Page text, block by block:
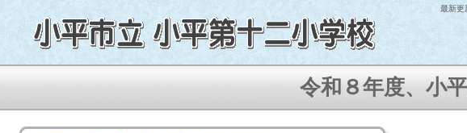
最新更
令和８年度、小平